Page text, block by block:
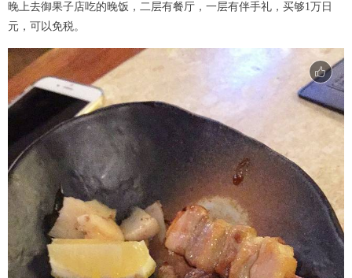
晚上去御果子店吃的晚饭，二层有餐厅，一层有伴手礼，买够1万日
元，可以免税。